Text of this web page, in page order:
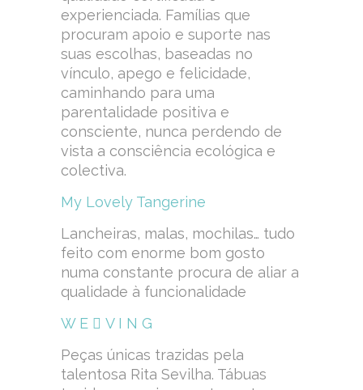
experienciada. Famílias que
procuram apoio e suporte nas
suas escolhas, baseadas no
vínculo, apego e felicidade,
caminhando para uma
parentalidade positiva e
consciente, nunca perdendo de
vista a consciência ecológica e
colectiva.
My Lovely Tangerine
Lancheiras, malas, mochilas… tudo
feito com enorme bom gosto
numa constante procura de aliar a
qualidade à funcionalidade
W E  V I N G
Peças únicas trazidas pela
talentosa Rita Sevilha. Tábuas